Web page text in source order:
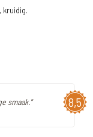
kruidig.
8,5
smaak."